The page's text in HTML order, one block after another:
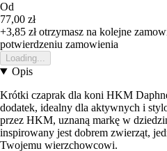
Od
77,00 zł
+3,85 złotrzymasz na kolejne
potwierdzeniu zamowienia
Loading...
Opis
Krótki czaprak dla koni HKM
dodatek, idealny dla aktywnych i
przez HKM, uznaną markę w
inspirowany jest dobrem zwierząt,
Twojemu wierzchowcowi.